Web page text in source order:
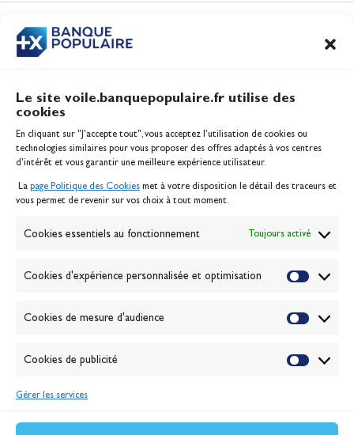
Le site voile.banquepopulaire.fr utilise des
cookies
En cliquant sur "J'accepte tout", vous acceptez l’utilisation de cookies ou
technologies similaires pour vous proposer des offres adaptés à vos centres
d’intérêt et vous garantir une meilleure expérience utilisateur.
La page Politique des Cookies met à votre disposition le détail des traceurs et
vous permet de revenir sur vos choix à tout moment.
Cookies essentiels au fonctionnement Toujours activé
Cookies d'expérience personnalisée et optimisation
Cookies de mesure d'audience
Cookies de publicité
Gérer les services
CONTENUS
Inscription serveur média
Contact
Politique des cookies
Banque de la voile
Passion Voile TV
ABONNEZ-VOUS